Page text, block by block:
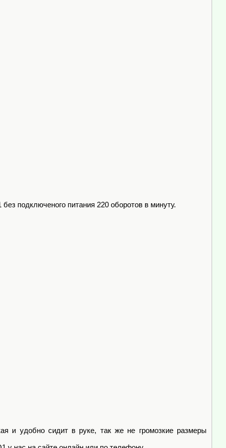
подключеного питания 220 оборотов в минуту.
и удобно сидит в руке, так же не громозкие размеры